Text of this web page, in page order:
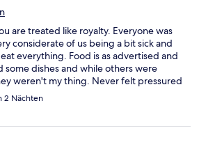
are treated like royalty. Everyone was
considerate of us being a bit sick and
everything. Food is as advertised and
some dishes and while others were
weren't my thing. Never felt pressured
Very kind and respectful. Private
2 Nächten